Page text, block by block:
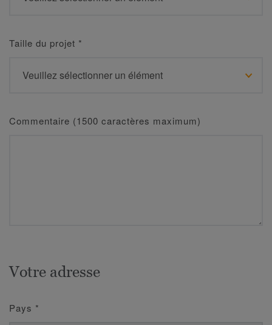
Taille du projet *
Commentaire (1500 caractères maximum)
Votre adresse
Pays *